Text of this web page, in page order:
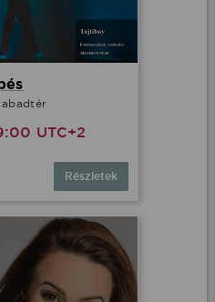
UTC+2
Részletek